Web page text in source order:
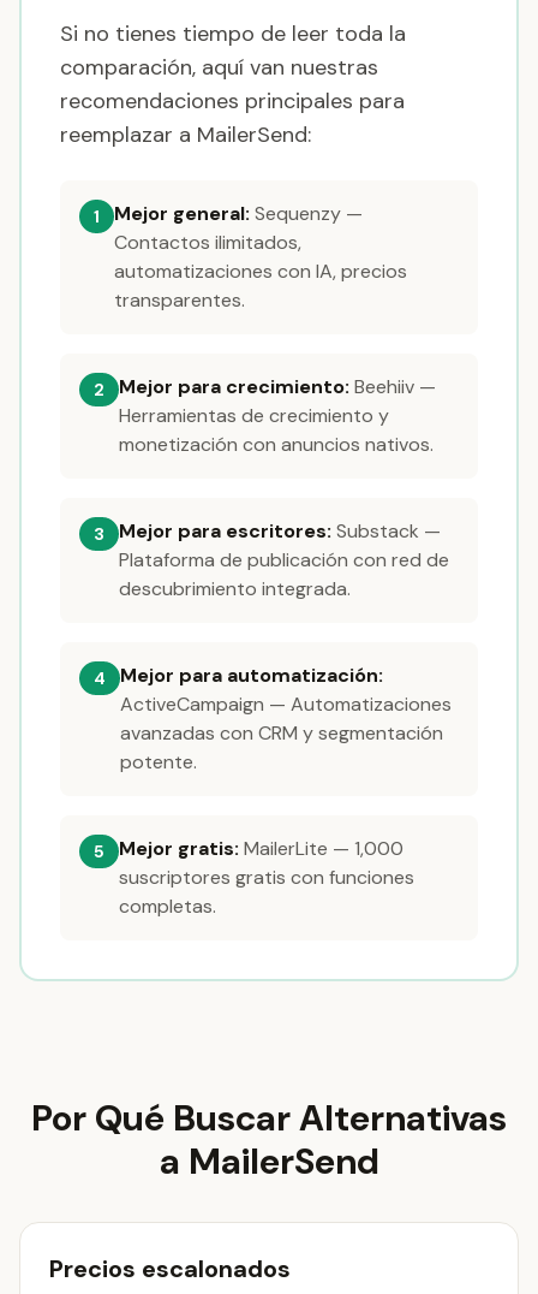
Si no tienes tiempo de leer toda la
comparación, aquí van nuestras
recomendaciones principales para
reemplazar a MailerSend:
1 Mejor general: Sequenzy —
Contactos ilimitados,
automatizaciones con IA, precios
transparentes.
2 Mejor para crecimiento: Beehiiv —
Herramientas de crecimiento y
monetización con anuncios nativos.
3 Mejor para escritores: Substack —
Plataforma de publicación con red de
descubrimiento integrada.
4
Mejor para automatización:
ActiveCampaign — Automatizaciones
avanzadas con CRM y segmentación
potente.
5 Mejor gratis: MailerLite — 1,000
suscriptores gratis con funciones
completas.
Por Qué Buscar Alternativas
a MailerSend
Precios escalonados